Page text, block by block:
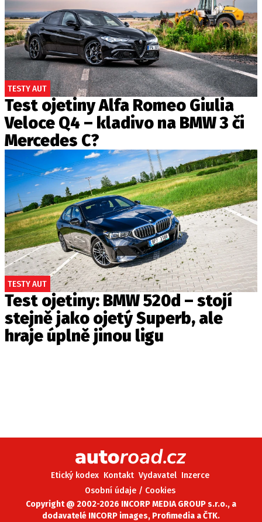
TESTY AUT
Test ojetiny Alfa Romeo Giulia
Veloce Q4 – kladivo na BMW 3 či
Mercedes C?
TESTY AUT
Test ojetiny: BMW 520d – stojí
stejně jako ojetý Superb, ale
hraje úplně jinou ligu
Etický kodex Kontakt Vydavatel Inzerce
Osobní údaje / Cookies
Copyright @ 2002-2026 INCORP MEDIA GROUP s.r.o., a
dodavatelé INCORP images, Profimedia a ČTK.